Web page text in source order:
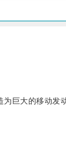
巨大的移动发动